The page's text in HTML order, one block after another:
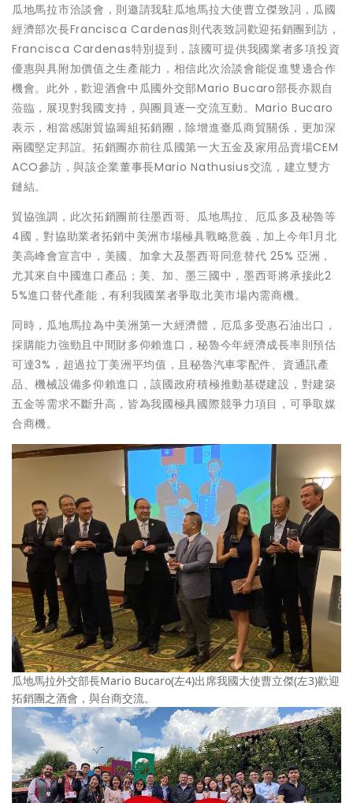
瓜地馬拉市洽談會，則邀請我駐瓜地馬拉大使曹立傑致詞，瓜國
經濟部次長Francisca Cardenas則代表致詞歡迎拓銷團到訪，
Francisca Cardenas特別提到，該國可提供我國業者多項投資
優惠與具附加價值之生產能力，相信此次洽談會能促進雙邊合作
機會。此外，歡迎酒會中瓜國外交部Mario Bucaro部長亦親自
蒞臨，展現對我國支持，與團員逐一交流互動。Mario Bucaro
表示，相當感謝貿協籌組拓銷團，除增進臺瓜商貿關係，更加深
兩國堅定邦誼。拓銷團亦前往瓜國第一大五金及家用品賣場CEM
ACO參訪，與該企業董事長Mario Nathusius交流，建立雙方
鏈結。
貿協強調，此次拓銷團前往墨西哥、瓜地馬拉、厄瓜多及秘魯等
4國，對協助業者拓銷中美洲市場極具戰略意義，加上今年1月北
美高峰會宣言中，美國、加拿大及墨西哥同意替代 25% 亞洲，
尤其來自中國進口產品；美、加、墨三國中，墨西哥將承接此2
5%進口替代產能，有利我國業者爭取北美市場內需商機。
同時，瓜地馬拉為中美洲第一大經濟體，厄瓜多受惠石油出口，
採購能力強勁且中間財多仰賴進口，秘魯今年經濟成長率則預估
可達3%，超過拉丁美洲平均值，且秘魯汽車零配件、資通訊產
品、機械設備多仰賴進口，該國政府積極推動基礎建設，對建築
五金等需求不斷升高，皆為我國極具國際競爭力項目，可爭取媒
合商機。
瓜地馬拉外交部長Mario Bucaro(左4)出席我國大使曹立傑(左3)歡迎
拓銷團之酒會，與台商交流。